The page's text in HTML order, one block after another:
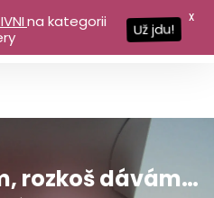
rozkoš dávám…
na kategorii
Už jdu!
X